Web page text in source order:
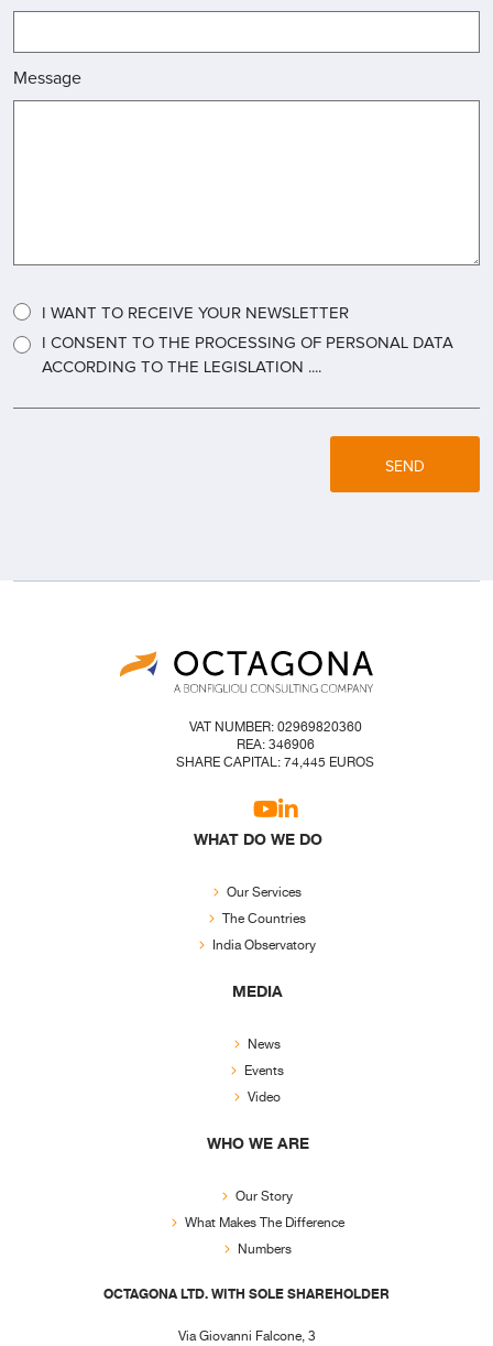
Message
I WANT TO RECEIVE YOUR NEWSLETTER
I CONSENT TO THE PROCESSING OF PERSONAL DATA
ACCORDING TO THE LEGISLATION ....
SEND
VAT NUMBER: 02969820360
REA: 346906
SHARE CAPITAL: 74,445 EUROS
WHAT DO WE DO
Our Services
The Countries
India Observatory
MEDIA
News
Events
Video
WHO WE ARE
Our Story
What Makes The Difference
Numbers
OCTAGONA LTD. WITH SOLE SHAREHOLDER
Via Giovanni Falcone, 3